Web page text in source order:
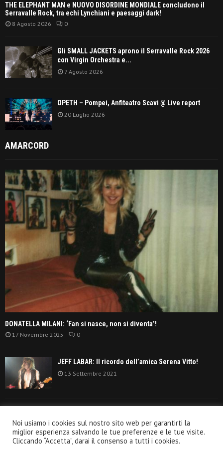
THE ELEPHANT MAN e NUOVO DISORDINE MONDIALE concludono il
Serravalle Rock, tra echi Lynchiani e paesaggi dark!
8 Agosto 2026 0
Gli SMALL JACKETS aprono il Serravalle Rock 2026
con Virgin Orchestra e...
7 Agosto 2026
OPETH – Pompei, Anfiteatro Scavi @ Live report
20 Luglio 2026
AMARCORD
DONATELLA MILANI: ‘Fan si nasce, non si diventa’!
17 Novembre 2025 0
JEFF LABAR: Il ricordo dell’amica Serena Vitto!
13 Settembre 2021
settanta’!
30 Giugno 2021
Noi usiamo i cookies sul nostro sito web per garantirti la
miglior esperienza salvando le tue preferenze e le tue visite.
Cliccando “Accetta”, darai il consenso a tutti i cookies.